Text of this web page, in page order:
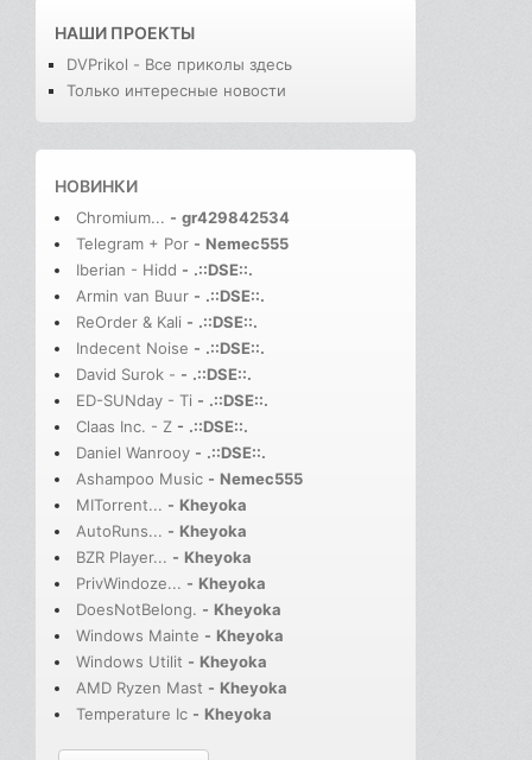
НАШИ ПРОЕКТЫ
DVPrikol - Все приколы здесь
Только интересные новости
НОВИНКИ
Chromium... - gr429842534
Telegram + Por - Nemec555
Iberian - Hidd - .::DSE::.
Armin van Buur - .::DSE::.
ReOrder & Kali - .::DSE::.
Indecent Noise - .::DSE::.
David Surok - - .::DSE::.
ED-SUNday - Ti - .::DSE::.
Claas Inc. - Z - .::DSE::.
Daniel Wanrooy - .::DSE::.
Ashampoo Music - Nemec555
MITorrent... - Kheyoka
AutoRuns... - Kheyoka
BZR Player... - Kheyoka
PrivWindoze... - Kheyoka
DoesNotBelong. - Kheyoka
Windows Mainte - Kheyoka
Windows Utilit - Kheyoka
AMD Ryzen Mast - Kheyoka
Temperature Ic - Kheyoka